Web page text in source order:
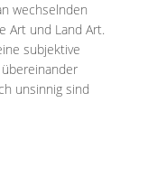
wechselnden
Art und Land Art.
subjektive
unsinnig sind